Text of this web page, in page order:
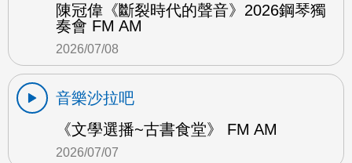
陳冠偉《斷裂時代的聲音》2026鋼琴獨
奏會 FM AM
2026/07/08
音樂沙拉吧
《文學選播~古書食堂》 FM AM
2026/07/07